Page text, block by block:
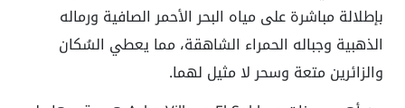
بإطلالة مباشرة على مياه البحر الأحمر الصافية ورماله
الذهبية وجباله الحمراء الشاهقة، مما يعطي السُكان
والزائرين متعة وسحر لا مثيل لهما.